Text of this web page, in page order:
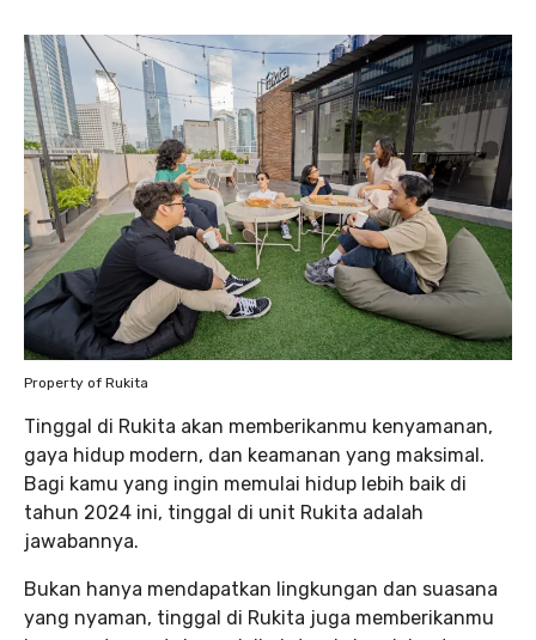
Property of Rukita
Tinggal di Rukita akan memberikanmu kenyamanan,
gaya hidup modern, dan keamanan yang maksimal.
Bagi kamu yang ingin memulai hidup lebih baik di
tahun 2024 ini, tinggal di unit Rukita adalah
jawabannya.
Bukan hanya mendapatkan lingkungan dan suasana
yang nyaman, tinggal di Rukita juga memberikanmu